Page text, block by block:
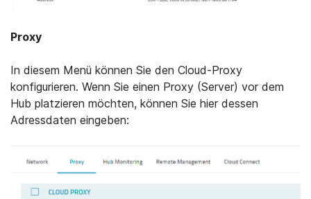
Proxy
In diesem Menü können Sie den Cloud-Proxy
konfigurieren. Wenn Sie einen Proxy (Server) vor dem
Hub platzieren möchten, können Sie hier dessen
Adressdaten eingeben: